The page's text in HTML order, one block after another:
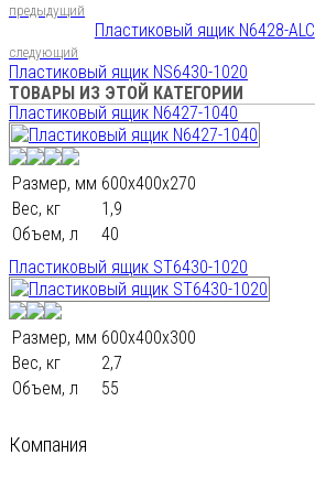
предыдущий
Пластиковый ящик N6428-ALC
следующий
Пластиковый ящик NS6430-1020
ТОВАРЫ ИЗ ЭТОЙ КАТЕГОРИИ
Пластиковый ящик N6427-1040
Размер, мм 600х400х270
Вес, кг
1,9
Объем, л
40
Пластиковый ящик ST6430-1020
Размер, мм 600х400х300
Вес, кг
2,7
Объем, л
55
Компания